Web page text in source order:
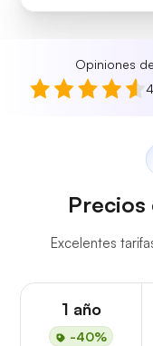
Opiniones
Precios
Excelentes
1 año
-40%